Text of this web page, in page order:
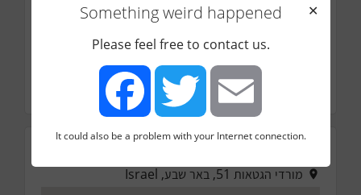
מורדי הגטאות 51, באר שבע, Israel
Something weird happened
✕
Please feel free to contact us.
FacebookTwitter Email
It could also be a problem with your Internet connection.